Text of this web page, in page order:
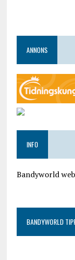
ANNONS
INFO
Bandyworld
BANDYWORLD